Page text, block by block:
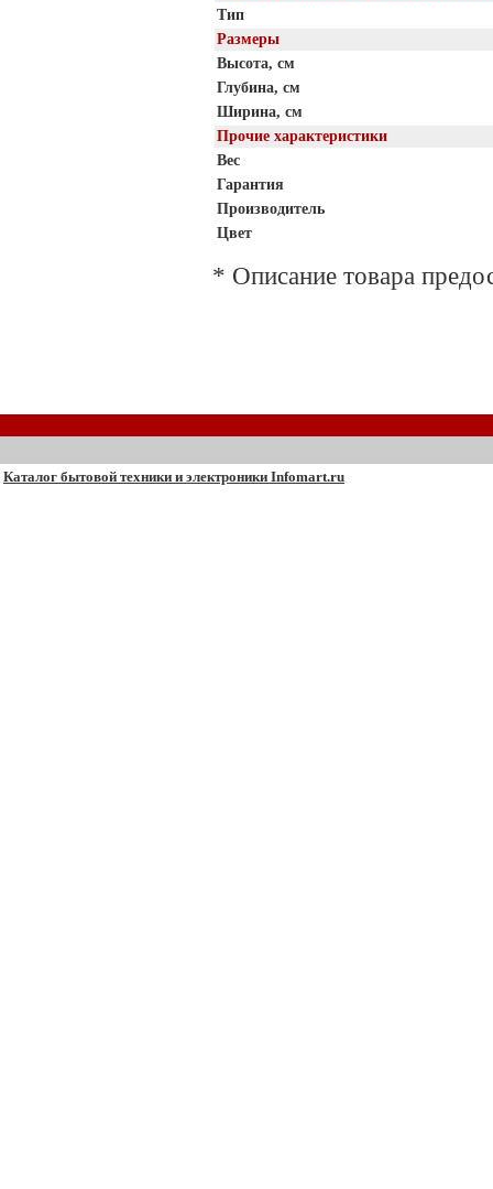
Тип
Размеры
Высота, см
Глубина, см
Ширина, см
Прочие характеристики
Вес
Гарантия
Производитель
Цвет
* Описание товара
Каталог бытовой техники и электроники Infomart.ru